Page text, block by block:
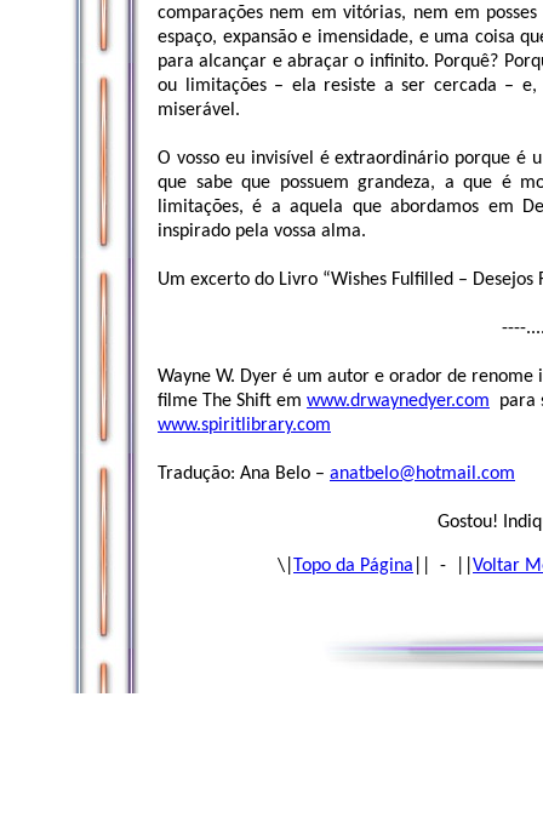
comparações nem em vitórias, nem em
espaço, expansão e imensidade, e uma coisa
para alcançar e abraçar o infinito. Porquê?
ou limitações – ela resiste a ser cercada – e,
miserável.
O vosso eu invisível é extraordinário porque é
que sabe que possuem grandeza, a que é
limitações, é a aquela que abordamos em
inspirado pela vossa alma.
Um excerto do Livro “Wishes Fulfilled – Desejos
----
Wayne W. Dyer é um autor e orador de
filme The Shift em www.drwaynedyer.com para
www.spiritlibrary.com
Tradução: Ana Belo – anatbelo@hotmail.com
Gostou!
\| Topo da Página || - || Voltar